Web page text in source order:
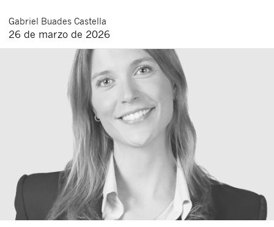
Gabriel Buades Castella
26 de marzo de 2026